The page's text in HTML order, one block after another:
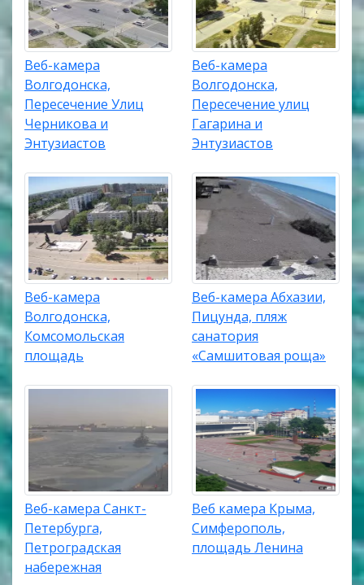
Веб-камера
Волгодонска,
Пересечение Улиц
Черникова и
Энтузиастов
Веб-камера
Волгодонска,
Пересечение улиц
Гагарина и
Энтузиастов
Веб-камера
Волгодонска,
Комсомольская
площадь
Веб-камера Абхазии,
Пицунда, пляж
санатория
«Самшитовая роща»
Веб-камера Санкт-
Петербурга,
Петроградская
набережная
Веб камера Крыма,
Симферополь,
площадь Ленина